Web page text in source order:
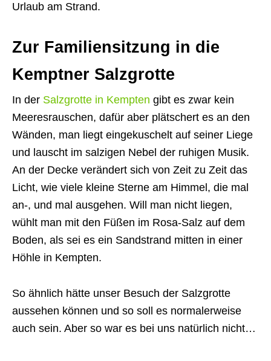
Urlaub am Strand.
Zur Familiensitzung in die
Kemptner Salzgrotte
In der Salzgrotte in Kempten gibt es zwar kein
Meeresrauschen, dafür aber plätschert es an den
Wänden, man liegt eingekuschelt auf seiner Liege
und lauscht im salzigen Nebel der ruhigen Musik.
An der Decke verändert sich von Zeit zu Zeit das
Licht, wie viele kleine Sterne am Himmel, die mal
an-, und mal ausgehen. Will man nicht liegen,
wühlt man mit den Füßen im Rosa-Salz auf dem
Boden, als sei es ein Sandstrand mitten in einer
Höhle in Kempten.
So ähnlich hätte unser Besuch der Salzgrotte
aussehen können und so soll es normalerweise
auch sein. Aber so war es bei uns natürlich nicht…